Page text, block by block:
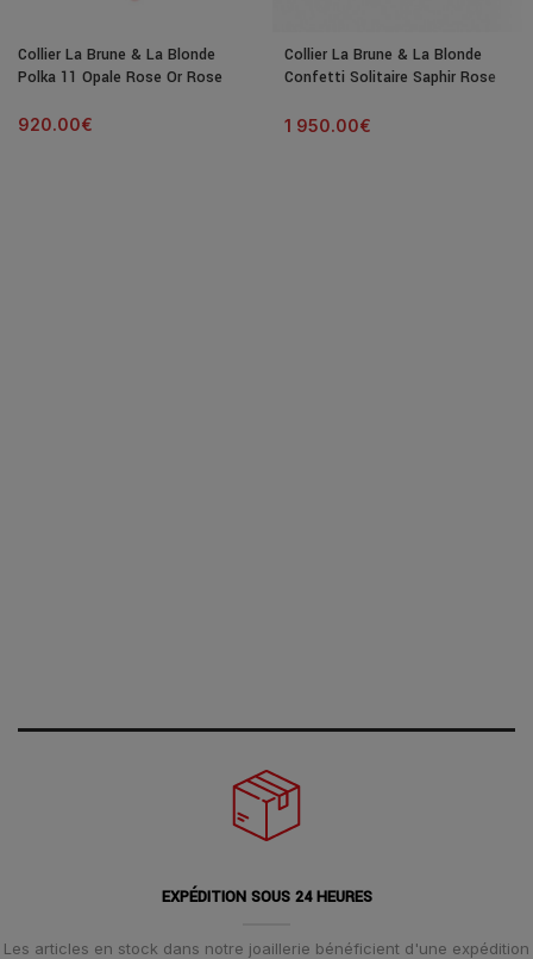
Collier La Brune & La Blonde
Polka 11 Opale Rose Or Rose
920.00€
Collier La Brune & La Blonde
Confetti Solitaire Saphir Rose
1 950.00€
EXPÉDITION SOUS 24 HEURES
Les articles en stock dans notre joaillerie bénéficient d'une expédition